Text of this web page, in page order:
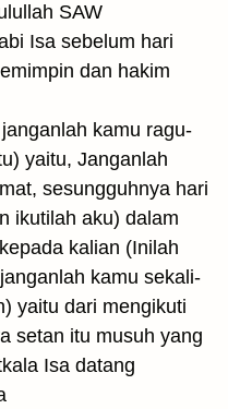
SAW
Isa sebelum hari
dan hakim
kamu ragu-
yaitu, Janganlah
sesungguhnya hari
ikutilah aku) dalam
kalian (Inilah
kamu sekali-
yaitu dari mengikuti
setan itu musuh yang
Isa datang